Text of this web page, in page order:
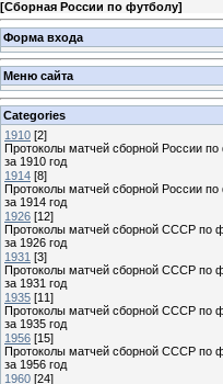
[Сборная России по футболу]
Форма входа
Меню сайта
Categories
1910 [2]
Протоколы матчей сборной России по
за 1910 год
1914 [8]
Протоколы матчей сборной России по
за 1914 год
1926 [12]
Протоколы матчей сборной СССР по
за 1926 год
1931 [3]
Протоколы матчей сборной СССР по
за 1931 год
1935 [11]
Протоколы матчей сборной СССР по
за 1935 год
1956 [15]
Протоколы матчей сборной СССР по
за 1956 год
1960 [24]